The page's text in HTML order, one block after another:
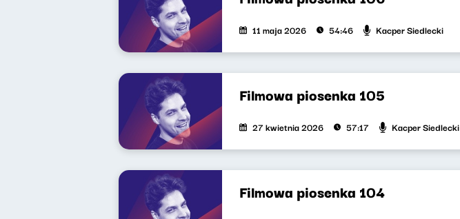
11 maja 2026 54:46 Kacper Siedlecki
Filmowa piosenka 105
27 kwietnia 2026 57:17 Kacper Siedlecki
Filmowa piosenka 104